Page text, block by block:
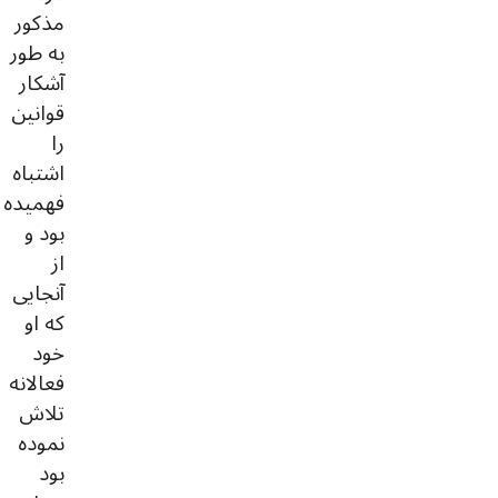
مذکور
به طور
آشکار
قوانین
را
اشتباه
فهمیده
بود و
از
آنجایی
که او
خود
فعالانه
تلاش
نموده
بود